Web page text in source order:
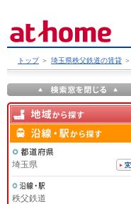
トップ ＞ 埼玉県秩父鉄道の賃貸 ＞
埼玉県
秩父鉄道